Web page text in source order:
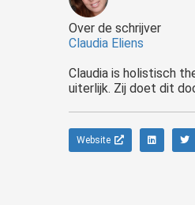
Over de schrijver
Claudia Eliens
Claudia is holistisch
uiterlijk. Zij doet dit
Website